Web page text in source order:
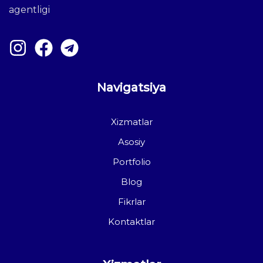
agentligi
Navigatsiya
Xizmatlar
Asosiy
Portfolio
Blog
Fikrlar
Kontaktlar